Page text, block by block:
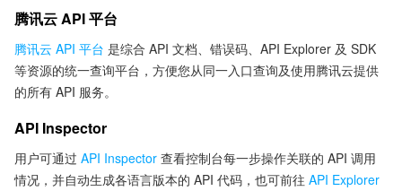
腾讯云 API 平台
腾讯云 API 平台 是综合 API 文档、错误码、API Explorer 及 SDK
等资源的统一查询平台，方便您从同一入口查询及使用腾讯云提供
的所有 API 服务。
API Inspector
用户可通过 API Inspector 查看控制台每一步操作关联的 API 调用
情况，并自动生成各语言版本的 API 代码，也可前往 API Explorer